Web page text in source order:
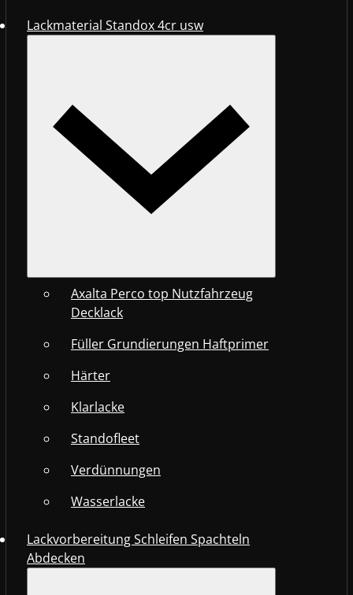
Lackmaterial Standox 4cr usw
Axalta Perco top Nutzfahrzeug
Decklack
Füller Grundierungen Haftprimer
Härter
Klarlacke
Standofleet
Verdünnungen
Wasserlacke
Lackvorbereitung Schleifen Spachteln
Abdecken